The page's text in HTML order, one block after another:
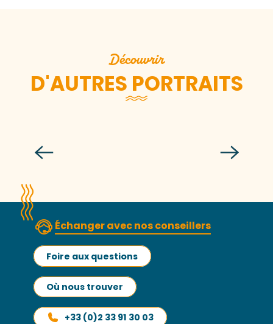
Découvrir
D'AUTRES PORTRAITS
Échanger avec nos conseillers
Foire aux questions
Où nous trouver
+33 (0)2 33 91 30 03